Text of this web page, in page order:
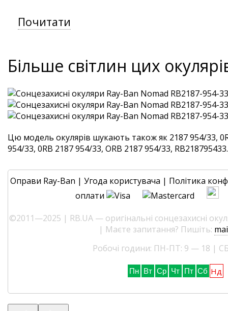
Почитати
Більше світлин цих
Цю модель окулярів шукають також як 2187 954/33,
954/33, 0RB 2187 954/33, ORB 2187 954/33,
Оправи Ray-Ban | Угода користувача | Політика
оплати
©2011—2025 | RB.UA — оригінальні сонцезахисні
| Маєте запитання? Пишіть:
Робочі години: ПН-ПТ: 9 — 18 |
Пн Вт Ср Чт Пт Сб Нд